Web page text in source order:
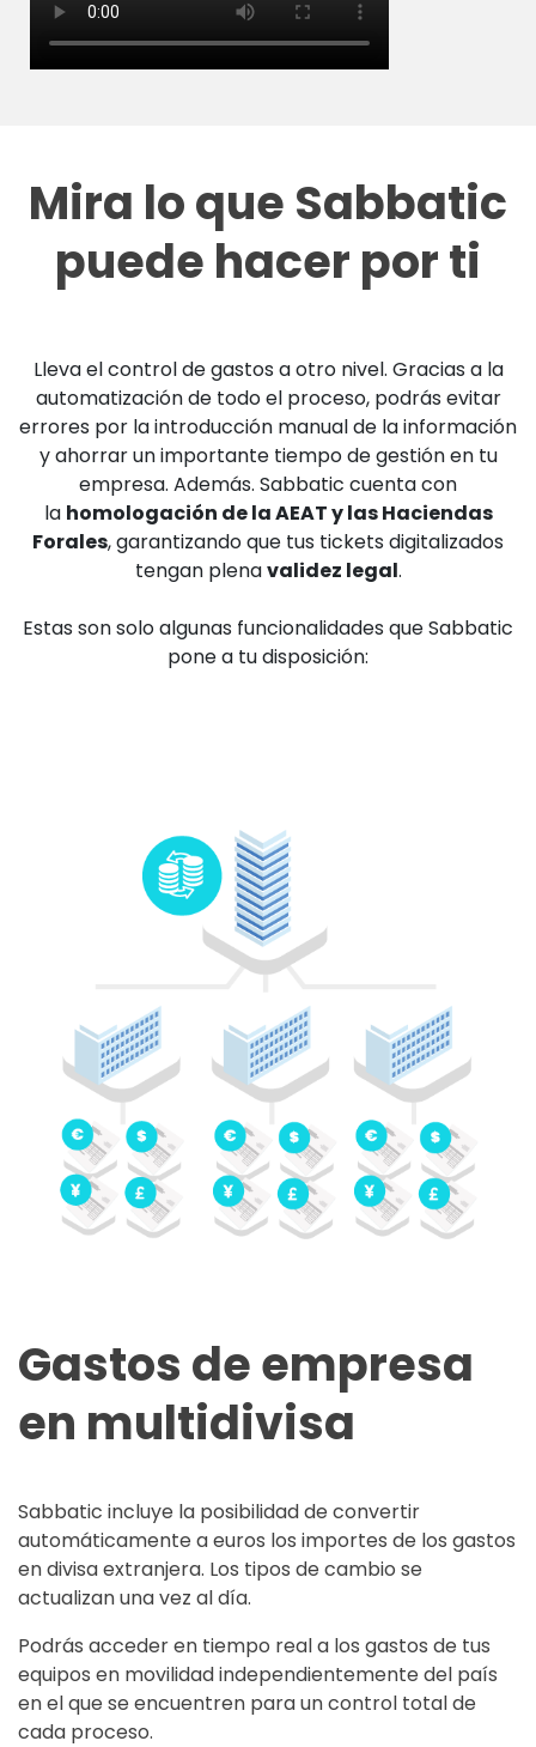
Mira lo que Sabbatic
puede hacer por ti
Lleva el control de gastos a otro nivel. Gracias a la
automatización de todo el proceso, podrás evitar
errores por la introducción manual de la información
y ahorrar un importante tiempo de gestión en tu
empresa. Además. Sabbatic cuenta con
la homologación de la AEAT y las Haciendas
Forales, garantizando que tus tickets digitalizados
tengan plenavalidez legal.
Estas son solo algunas funcionalidades que Sabbatic
pone a tu disposición:
Gastos de empresa
en multidivisa
Sabbatic incluye la posibilidad de convertir
automáticamente a euros los importes de los gastos
en divisa extranjera. Los tipos de cambio se
actualizan una vez al día.
Podrás acceder en tiempo real a los gastos de tus
equipos en movilidad independientemente del país
en el que se encuentren para un control total de
cada proceso.